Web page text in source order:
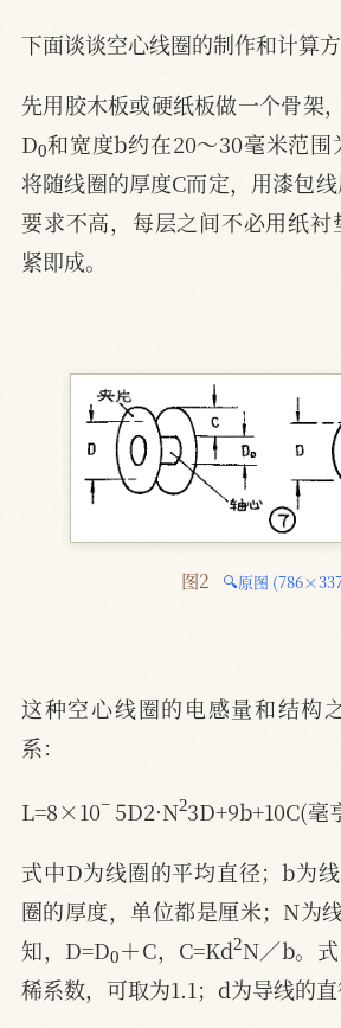
下面谈谈空心线圈的制作和计算方
先用胶木板或硬纸板做一个骨架
D0和宽度b约在20～30毫米范围
将随线圈的厚度C而定，用漆包
要求不高，每层之间不必用纸衬
紧即成。
图2 🔍原图
这种空心线圈的电感量和结构
系：
L=8×10 5D2·N23D+9b+10C(毫
式中D为线圈的平均直径；b为
圈的厚度，单位都是厘米；N为
知，D=D0 ＋C，C=Kd2N／b。
稀系数，可取为1.1；d为导线的直